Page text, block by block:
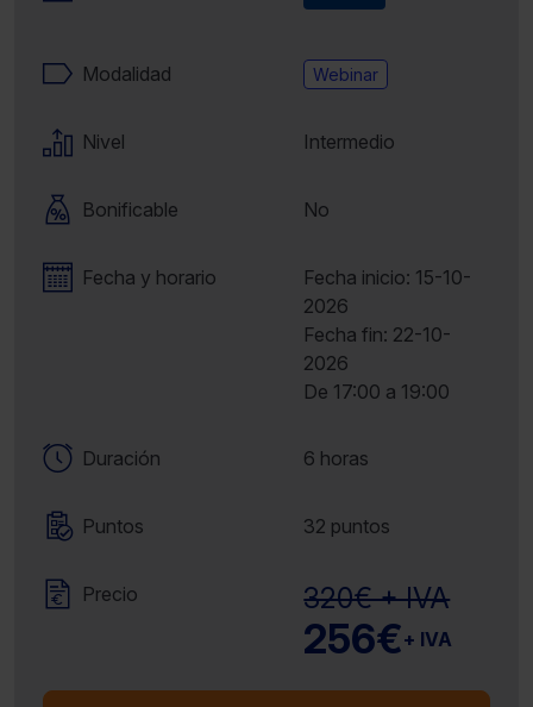
Modalidad Webinar
Nivel Intermedio
Bonificable No
Fecha y horario
Fecha inicio: 15-10-
2026
Fecha fin: 22-10-
2026
De 17:00 a 19:00
Duración 6 horas
Puntos 32 puntos
Precio 320€ + IVA
256€+ IVA